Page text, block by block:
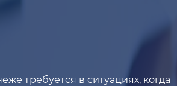
требуется в ситуациях, когда